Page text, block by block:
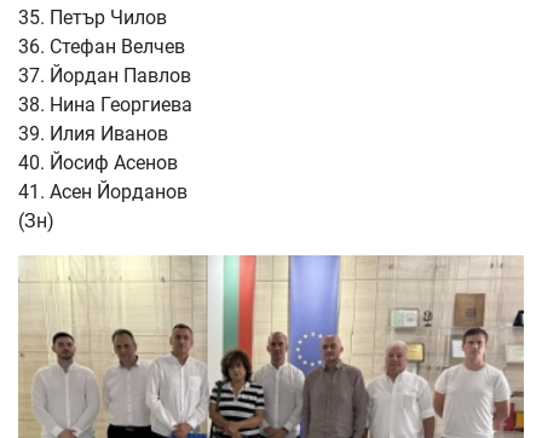
35. Петър Чилов
36. Стефан Велчев
37. Йордан Павлов
38. Нина Георгиева
39. Илия Иванов
40. Йосиф Асенов
41. Асен Йорданов
(Зн)